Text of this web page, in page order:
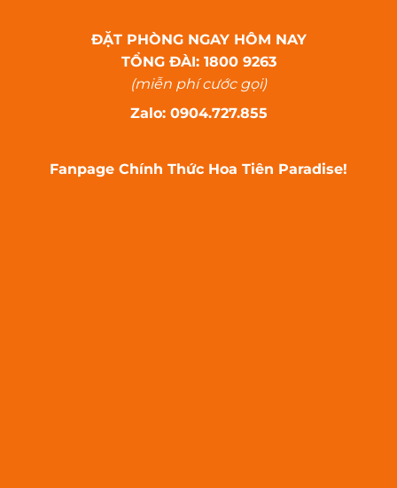
ĐẶT PHÒNG NGAY HÔM NAY
TỔNG ĐÀI: 1800 9263
(miễn phí cước gọi)
Zalo: 0904.727.855
Fanpage Chính Thức Hoa Tiên Paradise!